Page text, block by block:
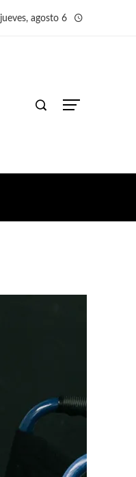
jueves, agosto 6